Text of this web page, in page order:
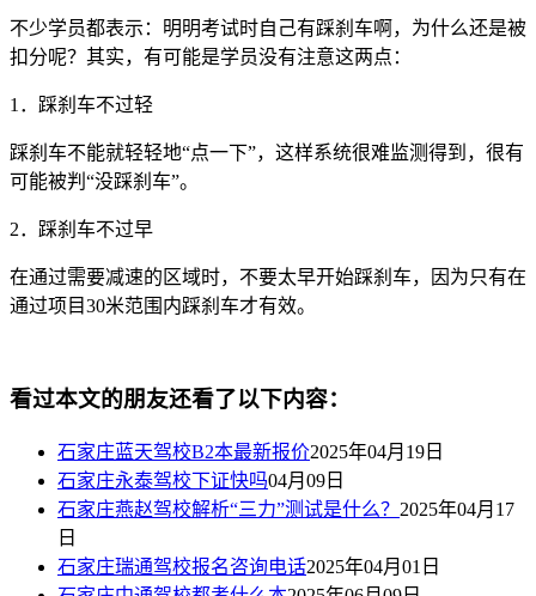
不少学员都表示：明明考试时自己有踩刹车啊，为什么还是被
扣分呢？其实，有可能是学员没有注意这两点：
1 ．踩刹车不过轻
踩刹车不能就轻轻地“点一下”，这样系统很难监测得到，很有
可能被判“没踩刹车”。
2．踩刹车不过早
在通过需要减速的区域时，不要太早开始踩刹车，因为只有在
通过项目30米范围内踩刹车才有效。
看过本文的朋友还看了以下内容：
石家庄蓝天驾校B2本最新报价2025年04月19日
石家庄永泰驾校下证快吗04月09日
石家庄燕赵驾校解析“三力”测试是什么？ 2025年04月17
日
石家庄瑞通驾校报名咨询电话2025年04月01日